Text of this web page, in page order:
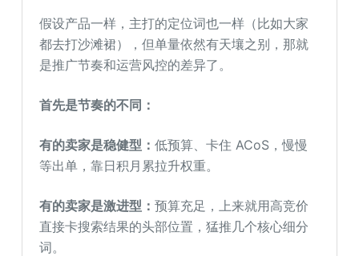
假设产品一样，主打的定位词也一样（比如大家
都去打沙滩裙），但单量依然有天壤之别，那就
是推广节奏和运营风控的差异了。
首先是节奏的不同：
有的卖家是稳健型：低预算、卡住 ACoS，慢慢
等出单，靠日积月累拉升权重。
有的卖家是激进型：预算充足，上来就用高竞价
直接卡搜索结果的头部位置，猛推几个核心细分
词。